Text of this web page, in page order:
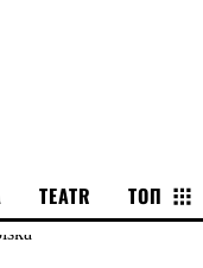
TEATR ТОП